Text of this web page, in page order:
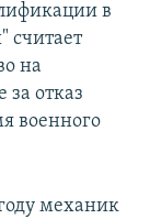
в
считает
на
отказ
военного
механик